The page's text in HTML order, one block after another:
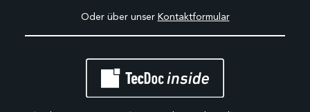
Oder über unser Kontaktformular